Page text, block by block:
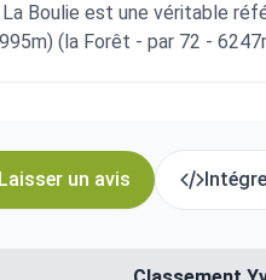
Boulie est une véritable
(la Forêt - par 72 -
Laisser un avis